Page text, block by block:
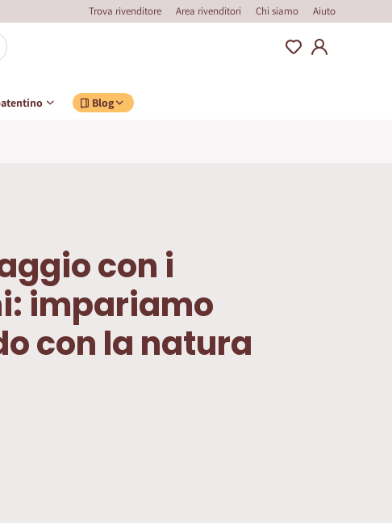
Trova rivenditore Area rivenditori Chi siamo Aiuto
Blog
con i
impariamo
con la natura